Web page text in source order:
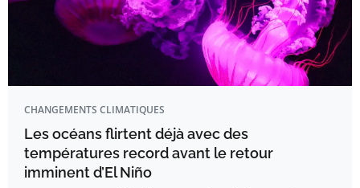
CHANGEMENTS CLIMATIQUES
Les océans flirtent déjà avec des
températures record avant le retour
imminent d’El Niño